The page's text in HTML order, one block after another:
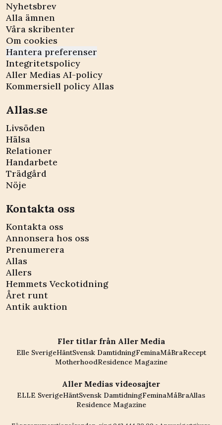
Nyhetsbrev
Alla ämnen
Våra skribenter
Om cookies
Hantera preferenser
Integritetspolicy
Aller Medias AI-policy
Kommersiell policy Allas
Allas.se
Livsöden
Hälsa
Relationer
Handarbete
Trädgård
Nöje
Kontakta oss
Kontakta oss
Annonsera hos oss
Prenumerera
Allas
Allers
Hemmets Veckotidning
Året runt
Antik auktion
Fler titlar från Aller Media
Elle SverigeHäntSvensk DamtidningFeminaMåBraRecept
MotherhoodResidence Magazine
Aller Medias videosajter
ELLE SverigeHäntSvensk DamtidningFeminaMåBraAllas
Residence Magazine